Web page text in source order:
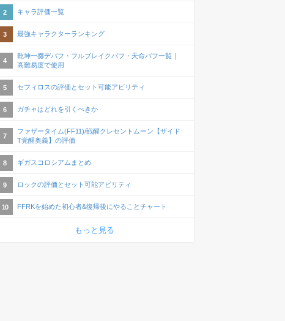
キャラ評価一覧
最強キャラクターランキング
乾坤一擲デバフ・フルブレイクバフ・天命バフ一覧｜
高難易度で使用
セフィロスの評価とセット可能アビリティ
ガチャはどれを引くべきか
ファザータイム(FF11)/戦醒クレセントムーン【ザイド
T覚醒奥義】の評価
ギガスコロシアムまとめ
ロックの評価とセット可能アビリティ
FFRKを始めた初心者&復帰後にやることチャート
もっと見る